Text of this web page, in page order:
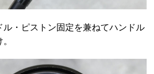
ル・ピストン固定を兼ねてハンドル